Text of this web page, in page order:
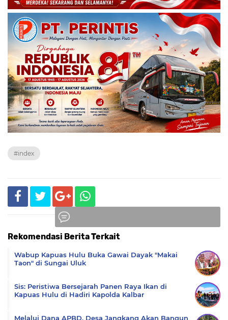
#index
Rekomendasi Berita Terkait
Wabup Kapuas Hulu Buka Gawai Dayak "Makai
Taon" di Sungai Uluk
Sis: Peristiwa Bersejarah Panen Raya Ikan di
Kapuas Hulu di Hadiri Kapolda Kalbar
Melalui Dana APBD, Desa Jangkang Akan Bangun